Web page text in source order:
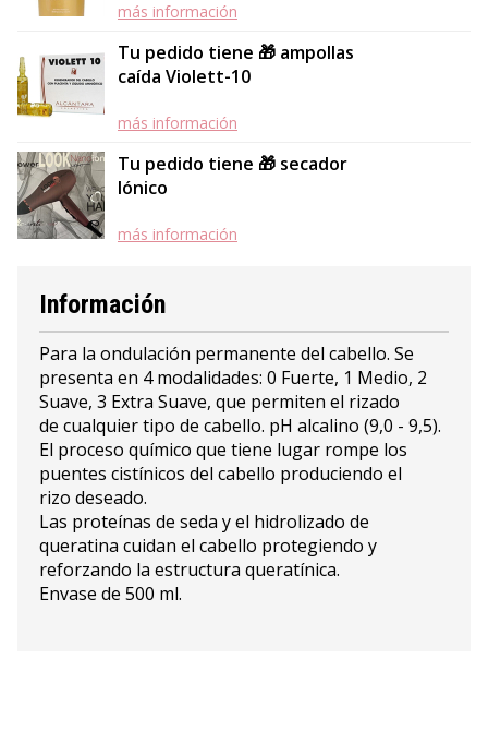
más información
Tu pedido tiene 🎁 ampollas
caída Violett-10
más información
Tu pedido tiene 🎁 secador
Iónico
más información
Información
Para la ondulación permanente del cabello. Se
presenta en 4 modalidades: 0 Fuerte, 1 Medio, 2
Suave, 3 Extra Suave, que permiten el rizado
de cualquier tipo de cabello. pH alcalino (9,0 - 9,5).
El proceso químico que tiene lugar rompe los
puentes cistínicos del cabello produciendo el
rizo deseado.
Las proteínas de seda y el hidrolizado de
queratina cuidan el cabello protegiendo y
reforzando la estructura queratínica.
Envase de 500 ml.